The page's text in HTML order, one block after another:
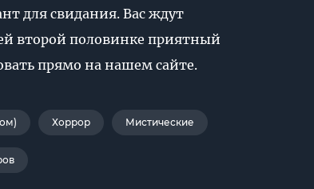
для свидания. Вас ждут
второй половинке приятный
прямо на нашем сайте.
Хоррор Мистические